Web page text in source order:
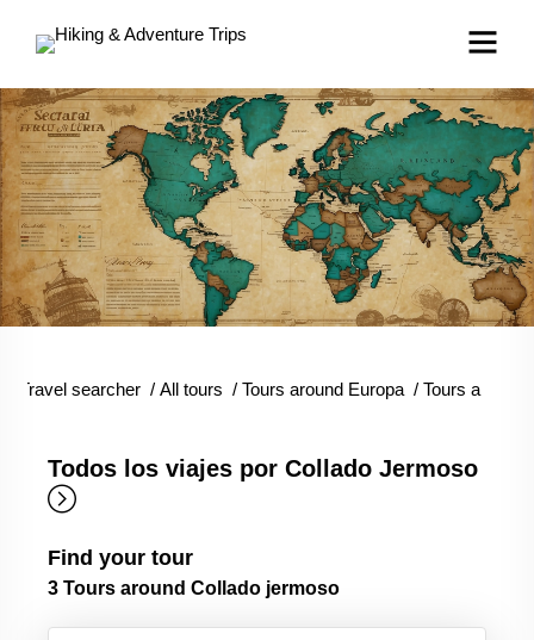
Travel searcher / All tours / Tours around Europa / Tours around
Todos los viajes por Collado Jermoso
Find your tour
3 Tours around Collado jermoso